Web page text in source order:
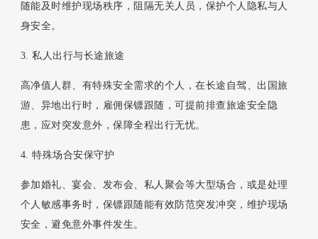
随能及时维护现场秩序，阻隔无关人员，保护个人隐私与人
身安全。
3. 私人出行与长途旅途
高净值人群、有特殊安全需求的个人，在长途自驾、出国旅
游、异地出行时，雇佣保镖跟随，可提前排查旅途安全隐
患，应对突发意外，保障全程出行无忧。
4. 特殊场合安保守护
参加婚礼、宴会、发布会、私人聚会等大型场合，或是处理
个人敏感事务时，保镖跟随能有效防范突发冲突，维护现场
安全，避免意外事件发生。